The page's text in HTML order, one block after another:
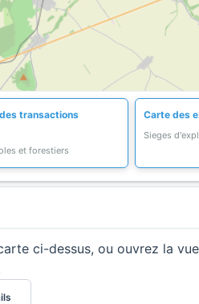
transactions
et forestiers
Carte des
Sieges
ci-dessus, ou ouvrez la